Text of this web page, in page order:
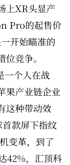
上XR头显产
Pro的起售价
开始瞄准的
竞争。
个人在战
果产业链企业
这种带动效
款屏下指纹
变革，到了
42%，汇顶科